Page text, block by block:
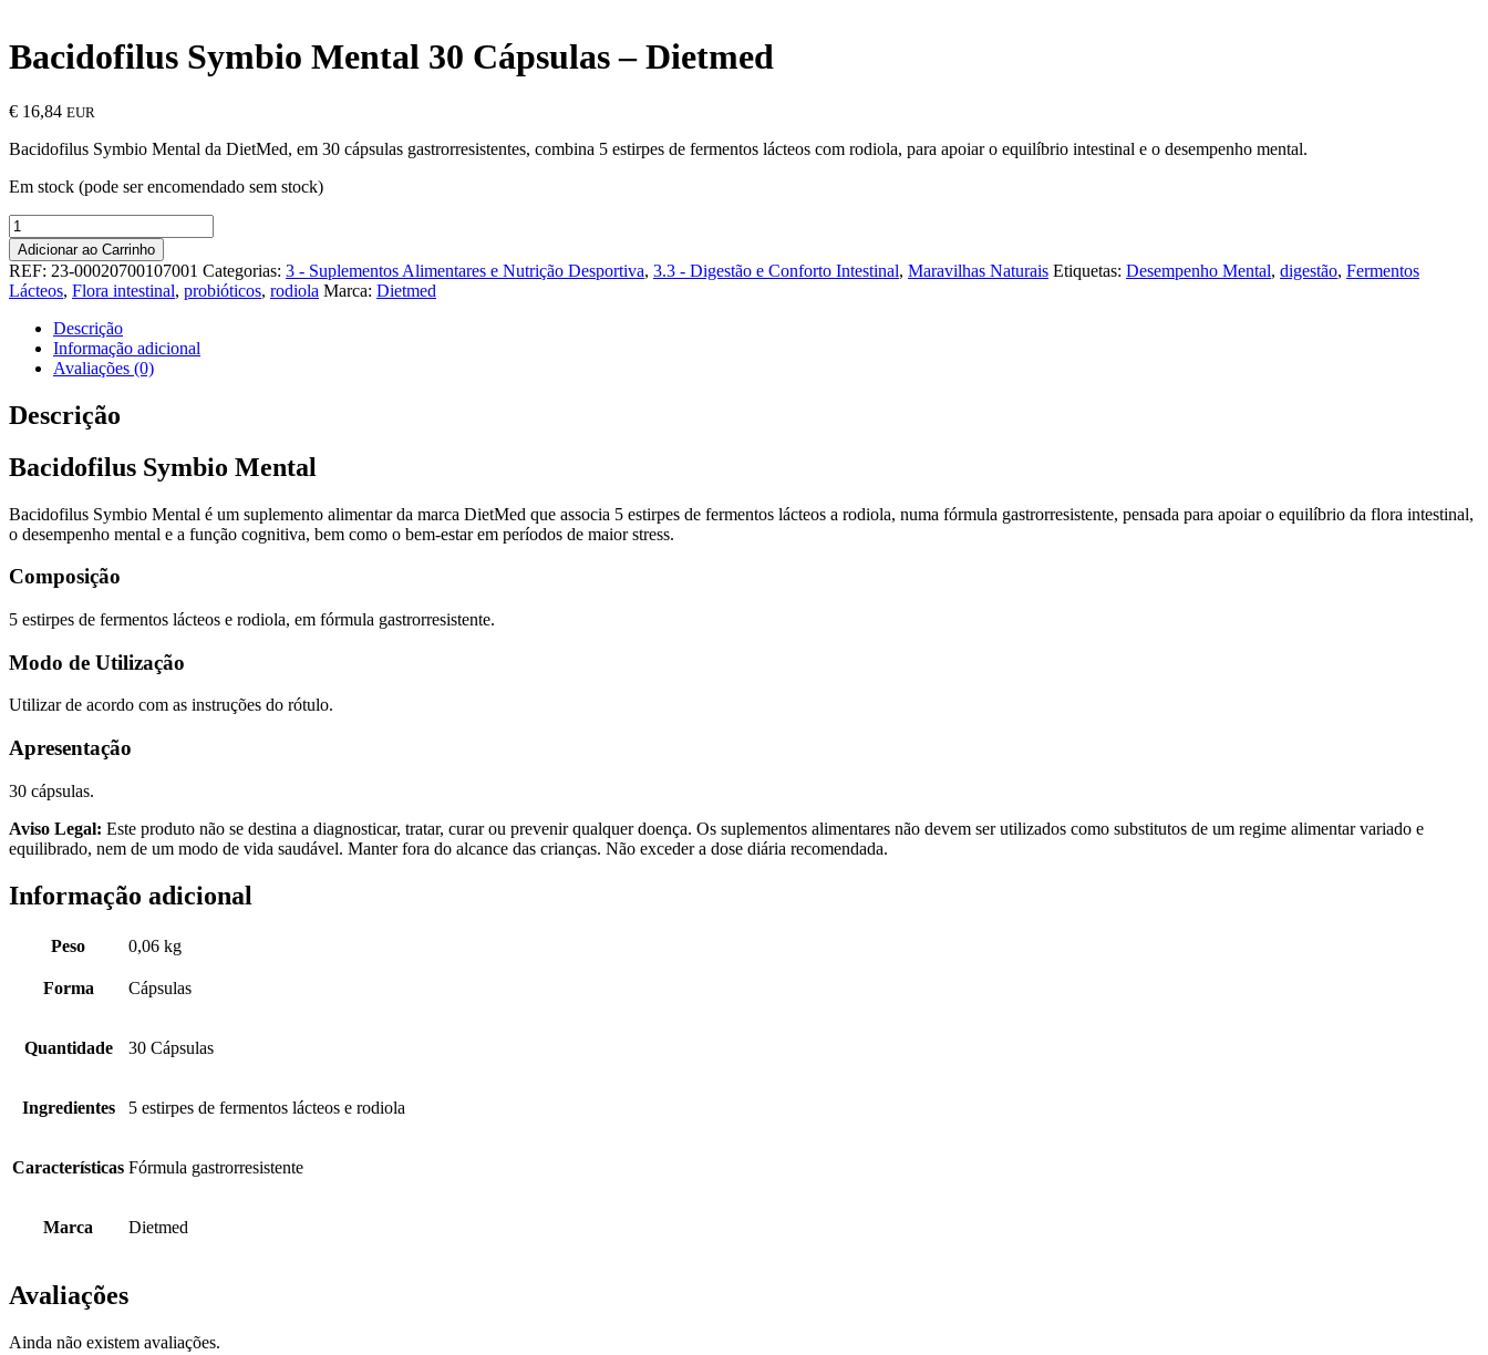
Bacidofilus Symbio Mental 30 Cápsulas – Dietmed
€ 16,84 EUR
Bacidofilus Symbio Mental da DietMed, em 30 cápsulas gastrorresistentes, combina 5 estirpes de fermentos lácteos com rodiola, para apoiar o equilíbrio intestinal e o desempenho mental.
Em stock (pode ser encomendado sem stock)
Quantidade
de
Bacidofilus
Symbio
Mental
Cápsulas
Dietmed
Adicionar ao Carrinho
REF: 23-00020700107001 Categorias: 3 - Suplementos Alimentares e Nutrição Desportiva, 3.3 - Digestão e Conforto Intestinal, Maravilhas Naturais Etiquetas: Desempenho Mental, digestão, Fermentos
Lácteos, Flora intestinal, probióticos, rodiola Marca: Dietmed
Descrição
Informação adicional
Avaliações (0)
Descrição
Bacidofilus Symbio Mental
Bacidofilus Symbio Mental é um suplemento alimentar da marca DietMed que associa 5 estirpes de fermentos lácteos a rodiola, numa fórmula gastrorresistente, pensada para apoiar o equilíbrio da flora intestinal,
o desempenho mental e a função cognitiva, bem como o bem-estar em períodos de maior stress.
Composição
5 estirpes de fermentos lácteos e rodiola, em fórmula gastrorresistente.
Modo de Utilização
Utilizar de acordo com as instruções do rótulo.
Apresentação
30 cápsulas.
Aviso Legal: Este produto não se destina a diagnosticar, tratar, curar ou prevenir qualquer doença. Os suplementos alimentares não devem ser utilizados como substitutos de um regime alimentar variado e
equilibrado, nem de um modo de vida saudável. Manter fora do alcance das crianças. Não exceder a dose diária recomendada.
Informação adicional
Peso 0,06 kg
Forma Cápsulas
Quantidade 30 Cápsulas
Ingredientes 5 estirpes de fermentos lácteos e rodiola
Características Fórmula gastrorresistente
Marca Dietmed
Avaliações
Ainda não existem avaliações.